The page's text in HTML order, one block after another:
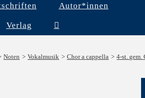
Autor*innen
Verlag
Noten Vokalmusik Chor a cappella 4-st. gem.